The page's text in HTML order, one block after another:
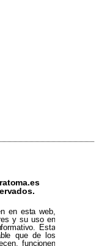
en esta web,
y su uso en
Esta
que de los
funcionen